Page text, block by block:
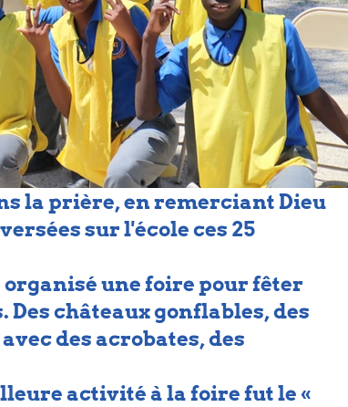
la prière, en remerciant Dieu
sur l'école ces 25
organisé une foire pour fêter
Des châteaux gonflables, des
des acrobates, des
activité à la foire fut le «